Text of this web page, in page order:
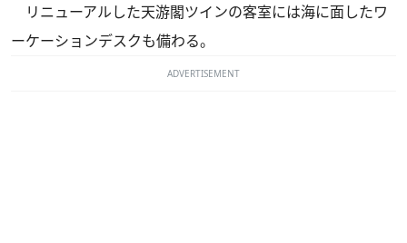
リニューアルした天游閣ツインの客室には海に面したワ
ーケーションデスクも備わる。
ADVERTISEMENT